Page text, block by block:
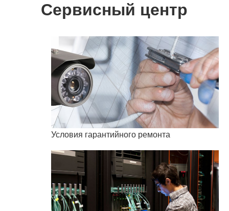
Сервисный центр
Условия гарантийного ремонта